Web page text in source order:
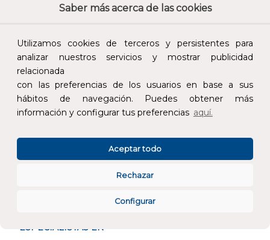
Saber más acerca de las cookies
Utilizamos cookies de terceros y persistentes para
analizar nuestros servicios y mostrar publicidad
relacionada
con las preferencias de los usuarios en base a sus
hábitos de navegación. Puedes obtener más
información y configurar tus preferencias aquí.
Configurar
Rechazar
Aceptar todo
Atención al cliente
ESPECIALISTAS EN